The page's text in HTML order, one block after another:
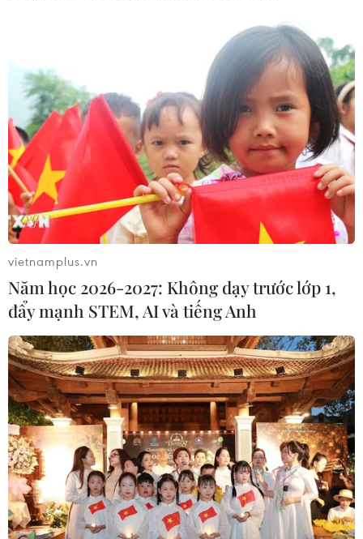
Hình ảnh độc đáo từ cuộc đua xe
tăng độc nhất vô nhị ở Nga
26/07/2017 08:08
Các đại biểu từ trên khắp thế giới đã tới Moskva, Nga,
để chuẩn bị cho cuộc đua xe tăng độc đáo mang tên
Tank Biathlon. Dưới đây là những hình ảnh từ sự kiện
này, do hãng tin Sputnik ghi lại.
Việt Nam gây ấn tượng trong lần đầu tiên
vietnamplus.vn
Năm học 2026-2027: Không dạy trước lớp 1,
đẩy mạnh STEM, AI và tiếng Anh